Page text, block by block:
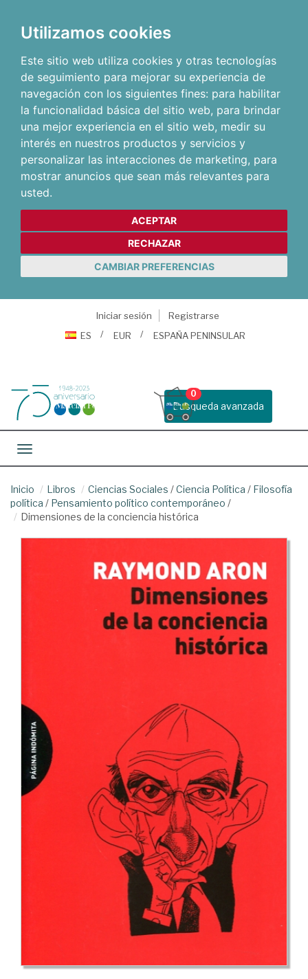
Utilizamos cookies
Este sitio web utiliza cookies y otras tecnologías
de seguimiento para mejorar su experiencia de
navegación con los siguientes fines: para habilitar
la funcionalidad básica del sitio web, para brindar
una mejor experiencia en el sitio web, medir su
interés en nuestros productos y servicios y
personalizar las interacciones de marketing, para
mostrar anuncios que sean más relevantes para
usted.
ACEPTAR
RECHAZAR
CAMBIAR PREFERENCIAS
Iniciar sesión
Registrarse
ES
EUR ESPAÑA PENINSULAR
Busqueda avanzada
0
Toggle navigation
Inicio Libros Ciencias Sociales /Ciencia Política / Filosofía
política / Pensamiento político contemporáneo /
Dimensiones de la conciencia histórica